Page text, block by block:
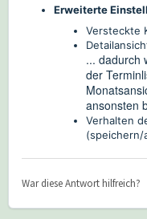
Erweiterte
Versteckte
... dadurch
der
ansonsten
Verhalten
(speichern/
War diese Antwort hilfreich?